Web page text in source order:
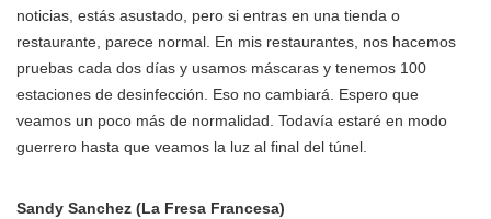
noticias, estás asustado, pero si entras en una tienda o
restaurante, parece normal. En mis restaurantes, nos hacemos
pruebas cada dos días y usamos máscaras y tenemos 100
estaciones de desinfección. Eso no cambiará. Espero que
veamos un poco más de normalidad. Todavía estaré en modo
guerrero hasta que veamos la luz al final del túnel.
Sandy Sanchez (La Fresa Francesa)